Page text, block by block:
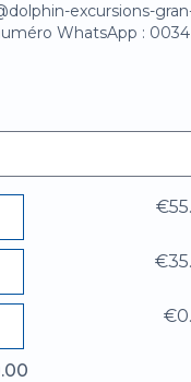
excursions-
WhatsApp : 0034